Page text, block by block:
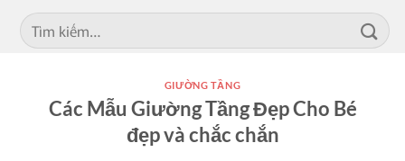
Tìm
kiếm:
GIƯỜNG TẦNG
Các Mẫu Giường Tầng Đẹp Cho Bé
đẹp và chắc chắn